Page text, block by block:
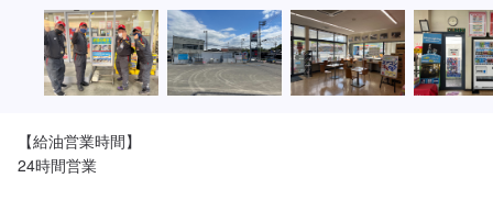
【給油営業時間】
24時間営業